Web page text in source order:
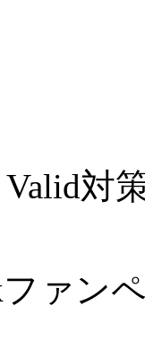
対
ファン